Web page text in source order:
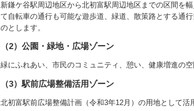
新鎌ケ谷駅周辺地区から北初富駅周辺地区までの区間を
て自転車の通行も可能な遊歩道、緑道、散策路とする通
のとします。
（2）公園・緑地・広場ゾーン
緑にふれあい、市民のコミュニティ、憩い、健康増進の
（3）駅前広場整備活用ゾーン
北初富駅前広場整備計画（令和3年12月）の用地として活